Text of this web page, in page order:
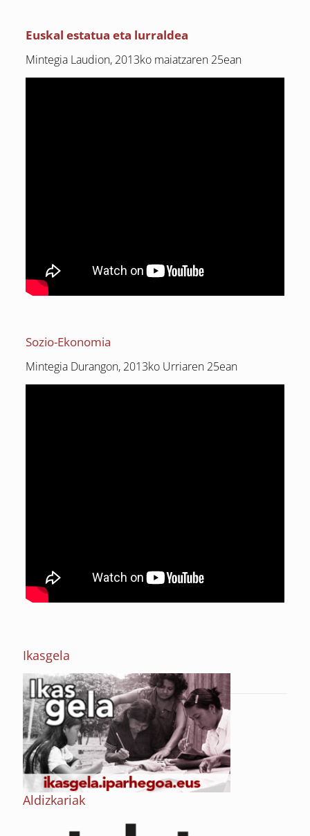
Euskal estatua eta lurraldea
Mintegia Laudion, 2013ko maiatzaren 25ean
Sozio-Ekonomia
Mintegia Durangon, 2013ko Urriaren 25ean
Ikasgela
Aldizkariak